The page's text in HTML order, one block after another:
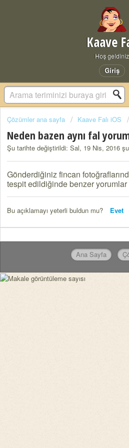
Kaave
Hoş geldiniz
Giriş
Çözümler ana sayfa Kaave Falı iOS
Neden bazen aynı fal
Şu tarihte değiştirildi: Sal, 19 Nis, 2016
Gönderdiğiniz fincan
tespit edildiğinde benzer yorumlar
Bu açıklamayı yeterli buldun mu? Evet
Ana Sayfa